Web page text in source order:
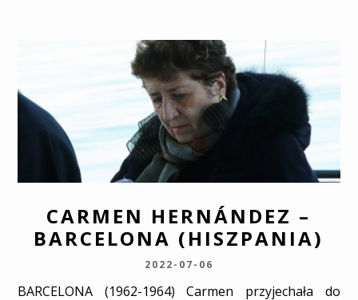
CARMEN HERNÁNDEZ –
BARCELONA (HISZPANIA)
2022-07-06
BARCELONA (1962-1964) Carmen przyjechała do